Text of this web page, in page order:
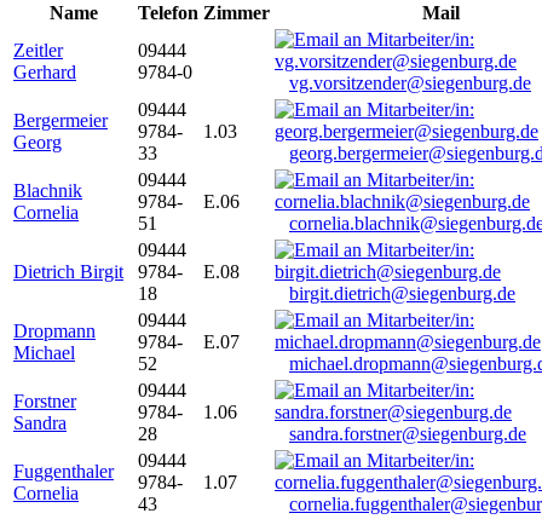
Name
Telefon Zimmer
Mail
Zeitler
Gerhard
09444
9784-0
vg.vorsitzender@siegenburg.de
Bergermeier
Georg
09444
9784-
33
1.03
Blachnik
Cornelia
09444
9784-
51
E.06
Dietrich Birgit
09444
9784-
18
E.08
birgit.dietrich@siegenburg.de
Dropmann
Michael
09444
9784-
52
E.07
Forstner
Sandra
09444
9784-
28
1.06
sandra.forstner@siegenburg.de
Fuggenthaler
Cornelia
09444
9784-
43
1.07